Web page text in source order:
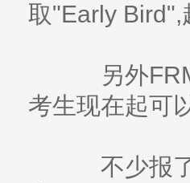
取"Early Bird",
另外FRM
考生现在起可
不少报了